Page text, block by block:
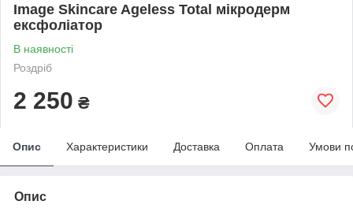
Image Skincare Ageless Total мікродерм
ексфоліатор
В наявності
Роздріб
2 250 ₴
Опис Характеристики Доставка Оплата Умови
Опис